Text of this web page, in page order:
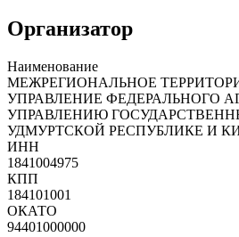
Организатор
Наименование
МЕЖРЕГИОНАЛЬНОЕ
УПРАВЛЕНИЕ ФЕДЕРАЛЬНОГО
УПРАВЛЕНИЮ
УДМУРТСКОЙ РЕСПУБЛИКЕ И
ИНН
1841004975
КПП
184101001
ОКАТО
94401000000